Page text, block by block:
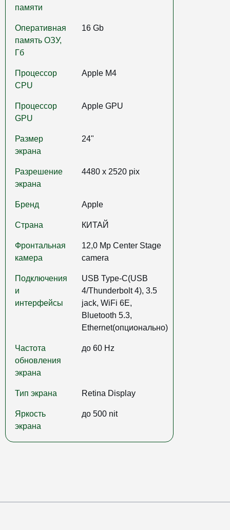
памяти
Оперативная
память ОЗУ,
Гб
16 Gb
Процессор
CPU
Apple M4
Процессор
GPU
Apple GPU
Размер
экрана
24"
Разрешение
экрана
4480 x 2520 pix
Бренд Apple
Страна КИТАЙ
Фронтальная
камера
12,0 Mp Center Stage
camera
Подключения
и
интерфейсы
USB Type-C(USB
4/Thunderbolt 4), 3.5
jack, WiFi 6E,
Bluetooth 5.3,
Ethernet(опционально)
Частота
обновления
экрана
до 60 Hz
Тип экрана Retina Display
Яркость
экрана
до 500 nit